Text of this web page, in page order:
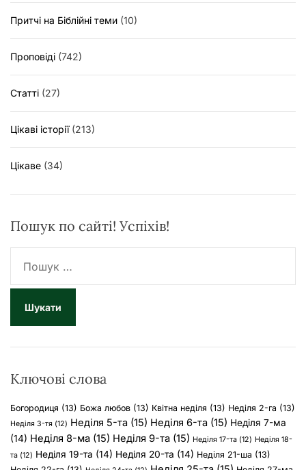
Притчі на Біблійні теми (10)
Проповіді (742)
Статті (27)
Цікаві історії(213)
Цікаве (34)
Пошук по сайті! Успіхів!
ш
к
Ключові слова
Богородиця (13) Божа любов (13) Квітна неділя (13) Неділя 2-га (13)
Неділя 3-тя (12) Неділя 5-та (15) Неділя 6-та (15) Неділя 7-ма
(14) Неділя 8-ма (15) Неділя 9-та (15) Неділя 17-та (12) Неділя 18-
та (12) Неділя 19-та (14) Неділя 20-та (14) Неділя 21-ша (13)